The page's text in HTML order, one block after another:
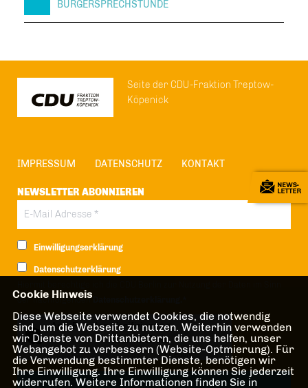
BÜRGERSPRECHSTUNDE
Seite der CDU-Fraktion Treptow-
Köpenick
IMPRESSUM DATENSCHUTZ KONTAKT
NEWSLETTER ABONNIEREN
Einwilligungserklärung
Datenschutzerklärung
der nachfolgenden
Anti-Roboter-Verifizierung
Hier klicken
FriendlyCaptcha ⇗
Cookie Hinweis
Diese Webseite verwendet Cookies, die notwendig
sind, um die Webseite zu nutzen. Weiterhin verwenden
wir Dienste von Drittanbietern, die uns helfen, unser
Webangebot zu verbessern (Website-Optmierung). Für
die Verwendung bestimmter Dienste, benötigen wir
Ihre Einwilligung. Ihre Einwilligung können Sie jederzeit
widerrufen. Weitere Informationen finden Sie in